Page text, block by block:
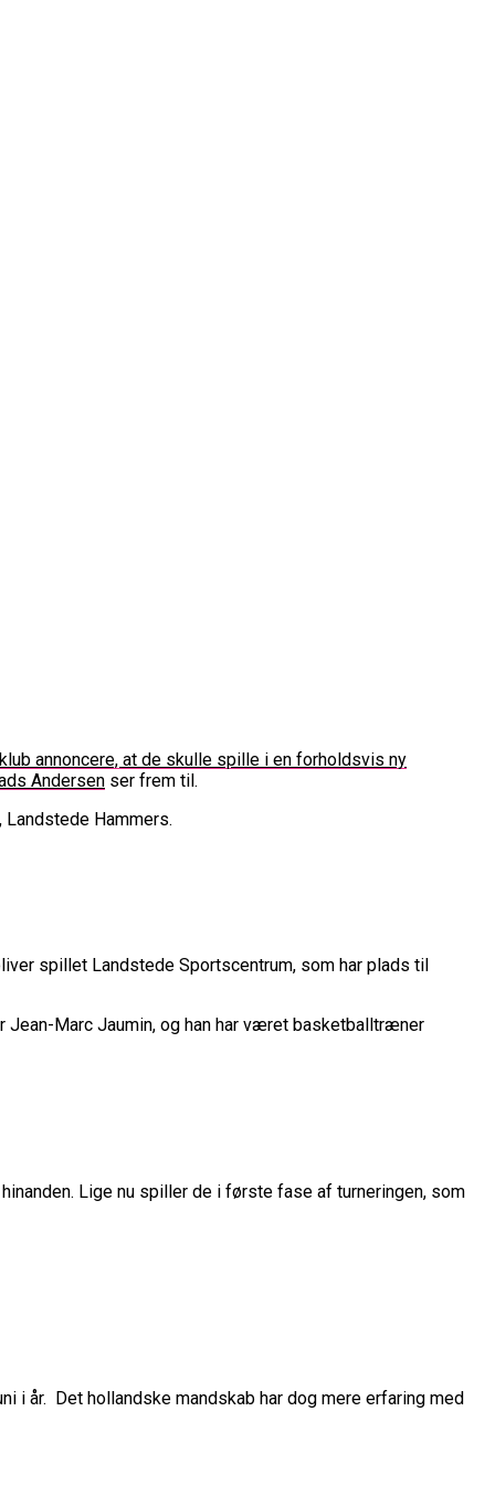
Cup
Overtidsdrama
Største Scene
OL Nogensinde”
annoncere, at de skulle spille i en forholdsvis ny
Andersen ser frem til.
Hammers.
spillet Landstede Sportscentrum, som har plads til
Jean-Marc Jaumin, og han har været basketballtræner
Lige nu spiller de i første fase af turneringen, som
i år. Det hollandske mandskab har dog mere erfaring med